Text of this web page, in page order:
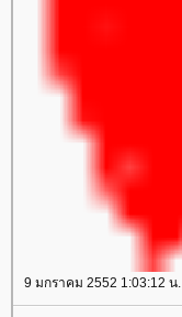
9 มกราคม 2552 1:03:12 น.